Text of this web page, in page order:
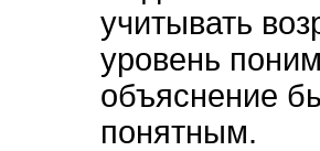
учитывать
уровень
объяснение
понятным.